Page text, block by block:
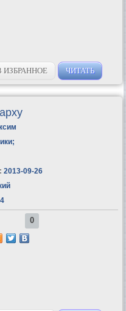
ИЗБРАННОЕ ЧИТАТЬ
;
2013-09-26
0